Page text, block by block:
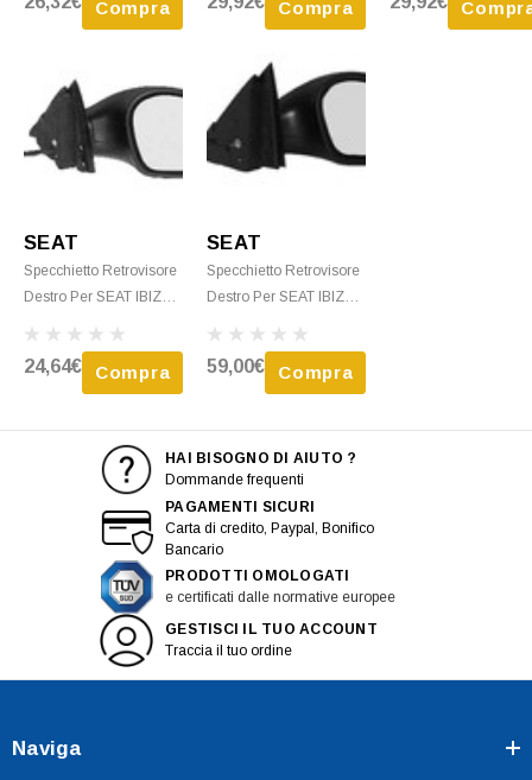
Compra Compra
Nuovo
SEAT
Specchietto Retrovisore
Destro Per SEAT IBIZA -
Nero Nuovo
24,64€ Compra
SEAT
Specchietto Retrovisore
Destro Per SEAT IBIZA -
Termico Nero Nuovo
59,00€ Compra
HAI BISOGNO DI AIUTO ?
Dommande frequenti
PAGAMENTI SICURI
Carta di credito, Paypal, Bonifico
Bancario
PRODOTTI OMOLOGATI
e certificati dalle normative europee
GESTISCI IL TUO ACCOUNT
Traccia il tuo ordine
Naviga